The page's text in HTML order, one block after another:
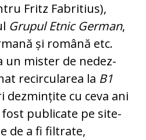
Fritz Fabritius),
Grupul Etnic German,
și română etc.
un mister de ne­dez­
recircularea la B1
cu ceva ani
publicate pe site-
de a fi filtrate,